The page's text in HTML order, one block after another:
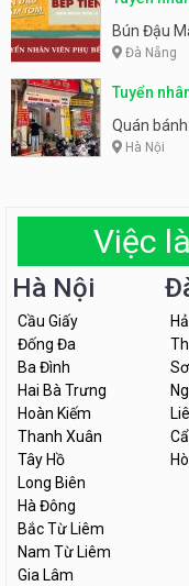
Tiên
Bún Đậu
Đà Nẵng
Tuyển
Quán
Hà Nội
Việc
Hà Nội
Cầu Giấy
Đống Đa
Ba Đình
Hai Bà Trưng
Hoàn Kiếm
Thanh Xuân
Tây Hồ
Long Biên
Hà Đông
Bắc Từ Liêm
Nam Từ Liêm
Gia Lâm